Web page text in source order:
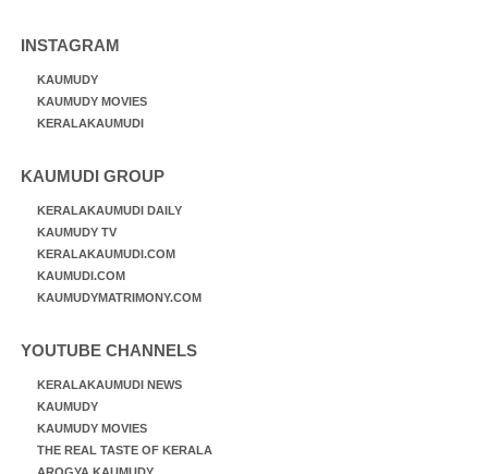
INSTAGRAM
KAUMUDY
KAUMUDY MOVIES
KERALAKAUMUDI
KAUMUDI GROUP
KERALAKAUMUDI DAILY
KAUMUDY TV
KERALAKAUMUDI.COM
KAUMUDI.COM
KAUMUDYMATRIMONY.COM
YOUTUBE CHANNELS
KERALAKAUMUDI NEWS
KAUMUDY
KAUMUDY MOVIES
THE REAL TASTE OF KERALA